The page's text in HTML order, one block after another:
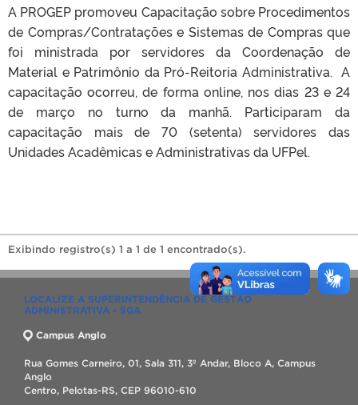
A PROGEP promoveu Capacitação sobre Procedimentos
de Compras/Contratações e Sistemas de Compras que
foi ministrada por servidores da Coordenação de
Material e Patrimônio da Pró-Reitoria Administrativa. A
capacitação ocorreu, de forma online, nos dias 23 e 24
de março no turno da manhã. Participaram da
capacitação mais de 70 (setenta) servidores das
Unidades Acadêmicas e Administrativas da UFPel.
Exibindo registro(s) 1 a 1 de 1 encontrado(s).
LOCALIZE A SUPERINTENDÊNCIA DE GESTÃO
ADMINISTRATIVA - SGA
Campus Anglo
Rua Gomes Carneiro, 01, Sala 311, 3º Andar, Bloco A, Campus
Anglo
Centro, Pelotas-RS, CEP 96010-610